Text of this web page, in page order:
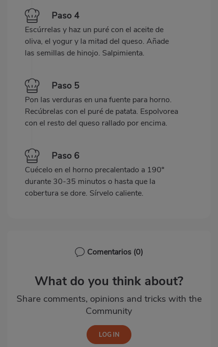
Paso 4
Escúrrelas y haz un puré con el aceite de
oliva, el yogur y la mitad del queso. Añade
las semillas de hinojo. Salpimienta.
Paso 5
Pon las verduras en una fuente para horno.
Recúbrelas con el puré de patata. Espolvorea
con el resto del queso rallado por encima.
Paso 6
Cuécelo en el horno precalentado a 190º
durante 30-35 minutos o hasta que la
cobertura se dore. Sírvelo caliente.
Comentarios (0)
What do you think about?
Share comments, opinions and tricks with the
Community